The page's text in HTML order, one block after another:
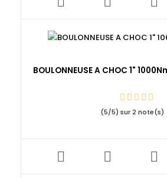
BOULONNEUSE A CHOC 1"
(5/5) sur2 note(s)